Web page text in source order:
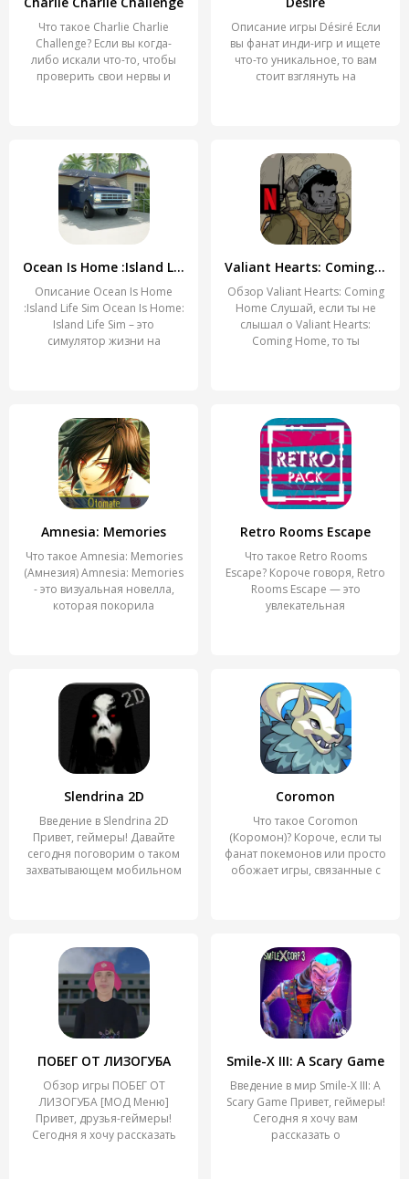
Что такое Charlie Charlie
Challenge? Если вы когда-
либо искали что-то, чтобы
проверить свои нервы и
Описание игры Désiré Если
вы фанат инди-игр и ищете
что-то уникальное, то вам
стоит взглянуть на
Ocean Is Home :Island Life Sim
Описание Ocean Is Home
:Island Life Sim Ocean Is Home:
Island Life Sim – это
симулятор жизни на
Valiant Hearts: Coming Home
Обзор Valiant Hearts: Coming
Home Слушай, если ты не
слышал о Valiant Hearts:
Coming Home, то ты
Amnesia: Memories
Что такое Amnesia: Memories
(Амнезия) Amnesia: Memories
- это визуальная новелла,
которая покорила
Retro Rooms Escape
Что такое Retro Rooms
Escape? Короче говоря, Retro
Rooms Escape — это
увлекательная
Slendrina 2D
Введение в Slendrina 2D
Привет, геймеры! Давайте
сегодня поговорим о таком
захватывающем мобильном
Coromon
Что такое Coromon
(Коромон)? Короче, если ты
фанат покемонов или просто
обожает игры, связанные с
ПОБЕГ ОТ ЛИЗОГУБА
Обзор игры ПОБЕГ ОТ
ЛИЗОГУБА [МОД Меню]
Привет, друзья-геймеры!
Сегодня я хочу рассказать
Smile-X III: A Scary Game
Введение в мир Smile-X III: A
Scary Game Привет, геймеры!
Сегодня я хочу вам
рассказать о